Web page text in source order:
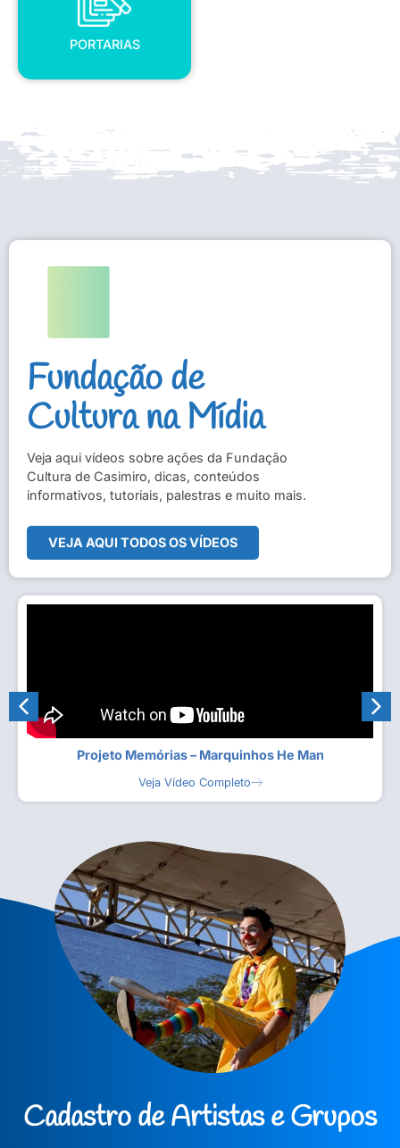
PORTARIAS
Fundação de
Cultura na Mídia
Veja aqui vídeos sobre ações da Fundação
Cultura de Casimiro, dicas, conteúdos
informativos, tutoriais, palestras e muito mais.
VEJA AQUI TODOS OS VÍDEOS
Projeto Memórias – Marquinhos He Man
Veja Vídeo Completo
Cadastro de Artistas e Grupos